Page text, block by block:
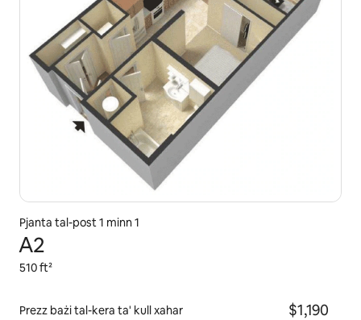
Pjanta tal-post 1 minn 1
A2
510 ft²
Prezz bażi tal-kera ta' kull xahar $1,190